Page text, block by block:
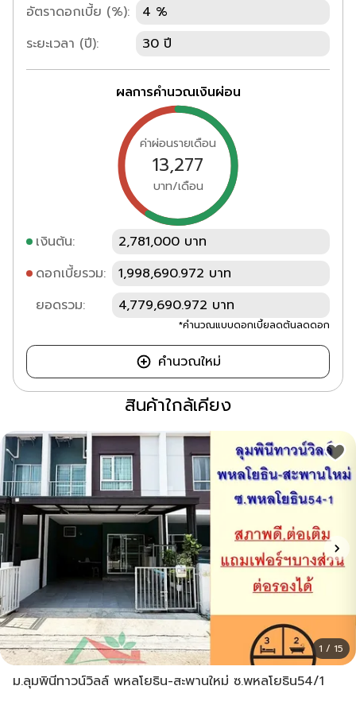
อัตราดอกเบี้ย (%):
4 %
ระยะเวลา (ปี):
30 ปี
ผลการคำนวณเงินผ่อน
ค่าผ่อนรายเดือน
13,277
บาท/เดือน
เงินต้น:
2,781,000 บาท
ดอกเบี้ยรวม:
1,998,690.972 บาท
ยอดรวม:
4,779,690.972 บาท
*คำนวณแบบดอกเบี้ยลดต้นลดดอก
คำนวณใหม่
สินค้าใกล้เคียง
1 / 15
ม.ลุมพินีทาวน์วิลล์ พหลโยธิน-สะพานใหม่ ซ.พหลโยธิน54/1